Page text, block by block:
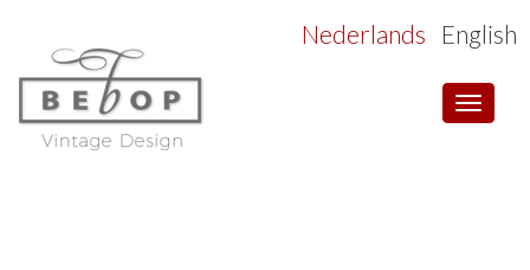
Toggle
Nederlands English